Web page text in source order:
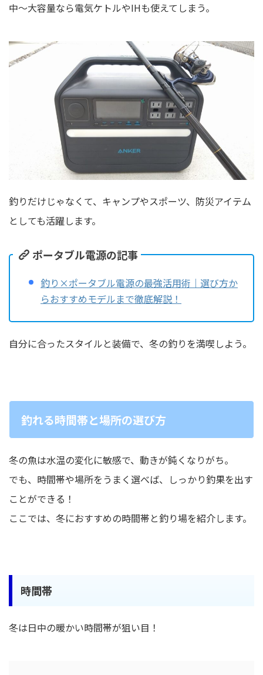
中～大容量なら電気ケトルやIHも使えてしまう。
釣りだけじゃなくて、キャンプやスポーツ、防災アイテム
としても活躍します。
ポータブル電源の記事
釣り×ポータブル電源の最強活用術｜選び方か
らおすすめモデルまで徹底解説！
自分に合ったスタイルと装備で、冬の釣りを満喫しよう。
釣れる時間帯と場所の選び方
冬の魚は水温の変化に敏感で、動きが鈍くなりがち。
でも、時間帯や場所をうまく選べば、しっかり釣果を出す
ことができる！
ここでは、冬におすすめの時間帯と釣り場を紹介します。
時間帯
冬は日中の暖かい時間帯が狙い目！